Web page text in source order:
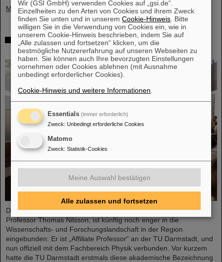
Mehr »
Auszeichnung: Professor Thomas Nilsson ist
„Affiliate Professor“ an der TU Darmstadt
Der Wissenschaftliche Geschäftsführer von GSI und FAIR,
Professor Thomas Nilsson, ist künftig noch enger in die
Wissenschafts- und Forschungslandschaft in der Region
eingebunden: Er ist „Affiliate Professor“ an der TU Darmstadt, und
nun offiziell mit dem Fachbereich Physik verbunden. Vor kurzem
hatte die TU Darmstadt erstmals diese akademische Bezeichnung
Wir (GSI GmbH) verwenden Cookies auf „gsi.de“.
Einzelheiten zu den Arten von Cookies und ihrem Zweck
finden Sie unten und in unseremCookie-Hinweis . Bitte
willigen Sie in die Verwendung von Cookies ein, wie in
unserem Cookie-Hinweis beschrieben, indem Sie auf
„Alle zulassen und fortsetzen“ klicken, um die
bestmögliche Nutzererfahrung auf unseren Webseiten zu
haben. Sie können auch Ihre bevorzugten Einstellungen
vornehmen oder Cookies ablehnen (mit Ausnahme
unbedingt erforderlicher Cookies).
Cookie-Hinweis und weitere Informationen
Essentials (immer erforderlich)
Zweck: Unbedingt erforderliche Cookies
Matomo
Zweck: Statistik-Cookies
Meine Auswahl bestätigen
Alle zulassen und fortsetzen